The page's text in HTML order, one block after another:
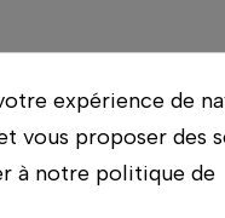
expérience de
vous proposer des
à notre politique de